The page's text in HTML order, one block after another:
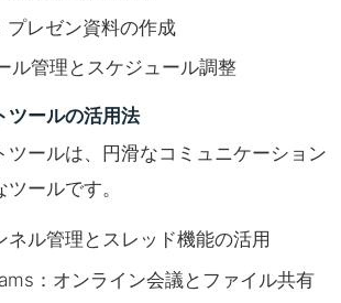
レゼン資料の作成
ル管理とスケジュール調整
ツールの活用法
ツールは、円滑なコミュニケーション
ールです。
ネル管理とスレッド機能の活用
：オンライン会議とファイル共有